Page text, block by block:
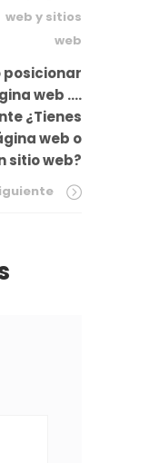
posicionar
web ….
¿Tienes
web o
sitio web?